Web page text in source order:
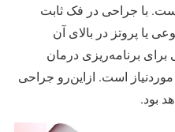
با جراحی در فک ثابت
یا پروتز در بالای آن
برای برنامه‌ریزی درمان
است. ازاین‌رو جراحی
بود.